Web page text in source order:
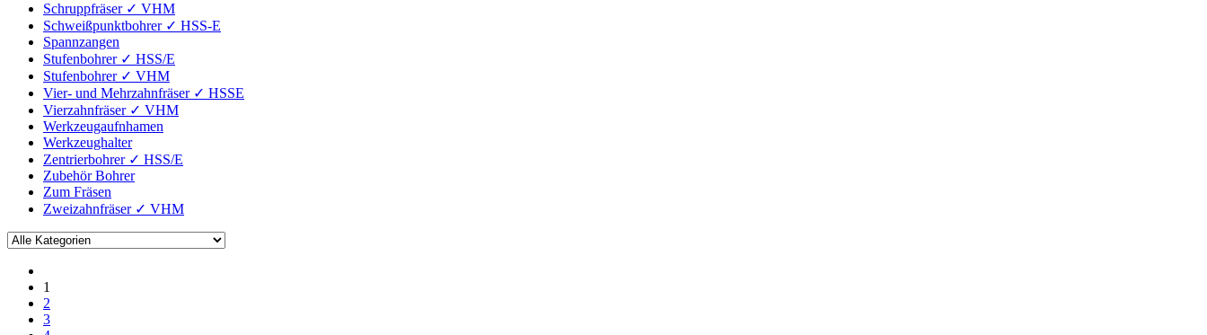
Schruppfräser ✓ VHM
Schweißpunktbohrer ✓ HSS-E
Spannzangen
Stufenbohrer ✓ HSS/E
Stufenbohrer ✓ VHM
Vier- und Mehrzahnfräser ✓ HSSE
Vierzahnfräser ✓ VHM
Werkzeugaufnhamen
Werkzeughalter
Zentrierbohrer ✓ HSS/E
Zubehör Bohrer
Zum Fräsen
Zweizahnfräser ✓ VHM
1
2
3